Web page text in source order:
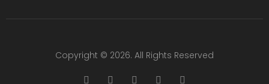
Copyright © 2026. All Rights Reserved